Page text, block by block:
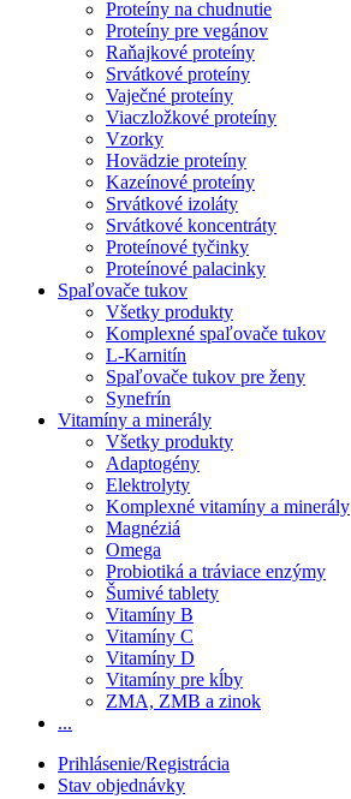
Proteíny na chudnutie
Proteíny pre vegánov
Raňajkové proteíny
Srvátkové proteíny
Vaječné proteíny
Viaczložkové proteíny
Vzorky
Hovädzie proteíny
Kazeínové proteíny
Srvátkové izoláty
Srvátkové koncentráty
Proteínové tyčinky
Proteínové palacinky
Spaľovače tukov
Všetky produkty
Komplexné spaľovače tukov
L-Karnitín
Spaľovače tukov pre ženy
Synefrín
Vitamíny a minerály
Všetky produkty
Adaptogény
Elektrolyty
Komplexné vitamíny a minerály
Magnéziá
Omega
Probiotiká a tráviace enzýmy
Šumivé tablety
Vitamíny B
Vitamíny C
Vitamíny D
Vitamíny pre kĺby
ZMA, ZMB a zinok
...
Prihlásenie/Registrácia
Stav objednávky